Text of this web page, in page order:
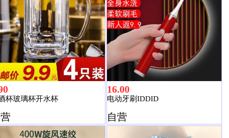
杯玻璃杯开水杯
16.00
电动牙刷IDDID
自营